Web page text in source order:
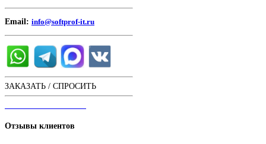
Email: info@softprof-it.ru
ЗАКАЗАТЬ / СПРОСИТЬ
Отзывы клиентов